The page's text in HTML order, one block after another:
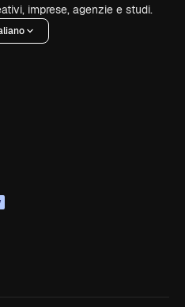
imprese, agenzie e studi.